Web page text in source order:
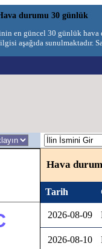
durumu 30 günlük
en güncel 30 günlük
aşağıda sunulmaktadır.
Hava
Tarih
2026-08-09
2026-08-10